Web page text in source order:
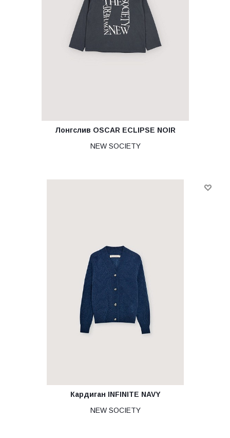
Лонгслив OSCAR ECLIPSE NOIR
NEW SOCIETY
Кардиган INFINITE NAVY
NEW SOCIETY